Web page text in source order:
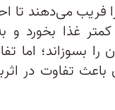
فریب می‌دهند
کمتر غذا بخورد
را بسوزاند؛ اما
باعث تفاوت در